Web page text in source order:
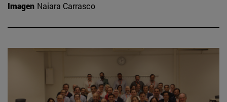
Imagen Naiara Carrasco